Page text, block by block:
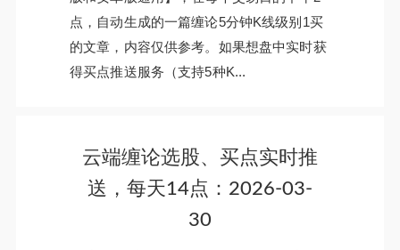
点，自动生成的一篇缠论5分钟K线级别1买
的文章，内容仅供参考。如果想盘中实时获
得买点推送服务（支持5种K...
云端缠论选股、买点实时推
送，每天14点：2026-03-
30